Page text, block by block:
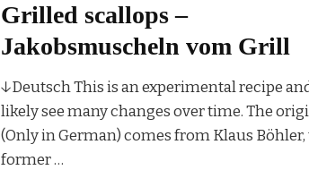
Grilled scallops –
Jakobsmuscheln vom Grill
↓Deutsch This is an experimental recipe
likely see many changes over time. The
(Only in German) comes from Klaus Böhler,
former …